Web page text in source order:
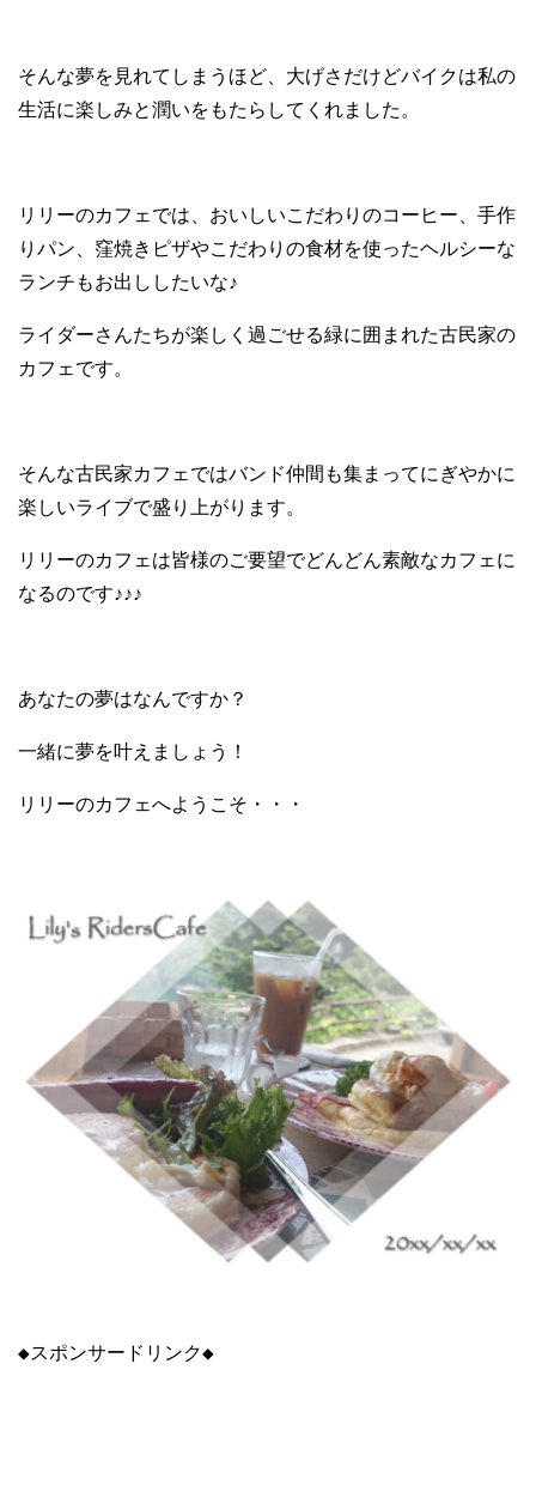
そんな夢を見れてしまうほど、大げさだけどバイクは私の
生活に楽しみと潤いをもたらしてくれました。
リリーのカフェでは、おいしいこだわりのコーヒー、手作
りパン、窪焼きピザやこだわりの食材を使ったヘルシーな
ランチもお出ししたいな♪
ライダーさんたちが楽しく過ごせる緑に囲まれた古民家の
カフェです。
そんな古民家カフェではバンド仲間も集まってにぎやかに
楽しいライブで盛り上がります。
リリーのカフェは皆様のご要望でどんどん素敵なカフェに
なるのです♪♪♪
あなたの夢はなんですか？
一緒に夢を叶えましょう！
リリーのカフェへようこそ・・・
◆スポンサードリンク◆